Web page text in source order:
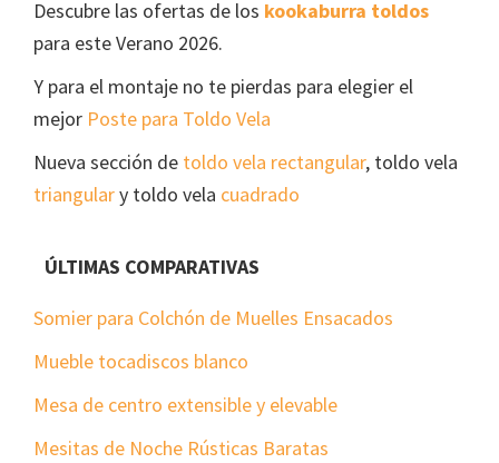
Descubre las ofertas de los kookaburra toldos
para este Verano 2026.
Y para el montaje no te pierdas para elegier el
mejor Poste para Toldo Vela
Nueva sección de toldo vela rectangular, toldo vela
triangulary toldo vela cuadrado
ÚLTIMAS COMPARATIVAS
Somier para Colchón de Muelles Ensacados
Mueble tocadiscos blanco
Mesa de centro extensible y elevable
Mesitas de Noche Rústicas Baratas